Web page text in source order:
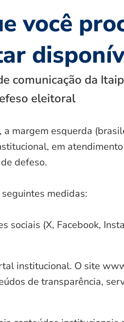
você
comunicação da
eleitoral
margem esquerda
em
defeso.
medidas:
sociais (X, Facebook,
institucional. O site
de transparência,